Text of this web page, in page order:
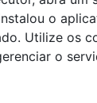
o
Utilize os
o